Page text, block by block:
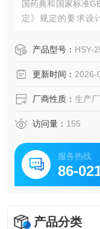
国药典和国家标准
定》规定的要求设
以用于汽油、航空
产品型号： HSY-
更新时间： 2026-
厂商性质： 生产
访问量： 155
服务热线
86-
产品分类